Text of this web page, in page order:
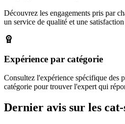
Découvrez les engagements pris par
un service de qualité et une
Expérience par catégorie
Consultez l'expérience spécifique des
catégorie pour trouver l'expert qui
Dernier avis sur les